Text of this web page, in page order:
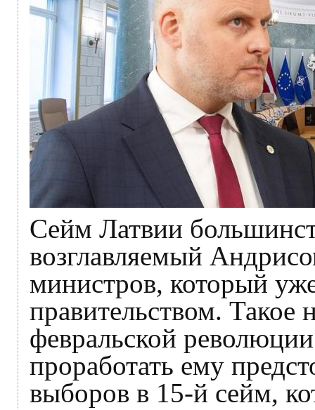
Сейм Латвии
возглавляемый
министров, который
правительством. Такое
февральской
проработать ему
выборов в 15-й сейм,